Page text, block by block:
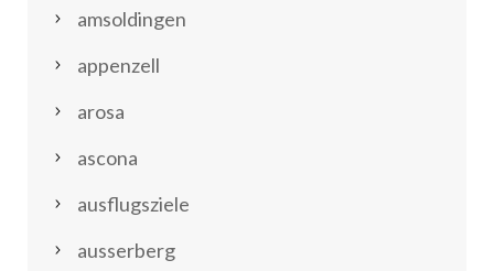
amsoldingen
appenzell
arosa
ascona
ausflugsziele
ausserberg